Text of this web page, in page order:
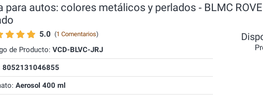
autos: colores metálicos y perlados ‐ BLMC
5.0 (1 Comentarios)
de Producto: VCD-BLVC-JRJ
8052131046855
Aerosol 400 ml